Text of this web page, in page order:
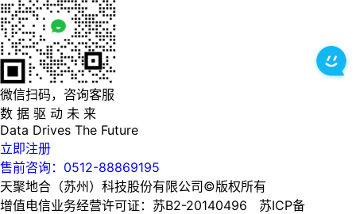
微信扫码，咨询客服
数 据 驱 动 未 来
Data Drives The Future
立即注册
售前咨询：0512-88869195
天聚地合（苏州）科技股份有限公司©版权所有
增值电信业务经营许可证：苏B2-20140496 苏ICP备